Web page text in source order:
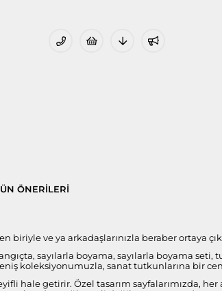
ÖNERILERI
biriyle ve ya arkadaşlarınızla beraber ortaya
sayılarla boyama, sayılarla boyama
koleksiyonumuzla, sanat tutkunlarına bir
hale getirir. Özel tasarım sayfalarımızda,